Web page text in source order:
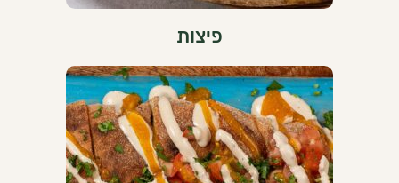
פיצות